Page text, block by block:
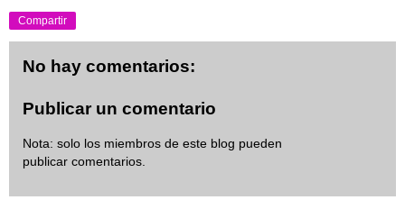
Compartir
No hay comentarios:
Publicar un comentario
Nota: solo los miembros de este blog pueden
publicar comentarios.